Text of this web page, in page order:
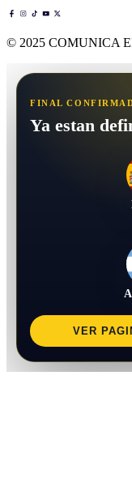
© 2025 COMUNICA
FINAL
Ya estan
VER